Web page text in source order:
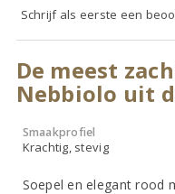
Schrijf als eerste een
De meest
Nebbiolo uit
Smaakprofiel
Krachtig, stevig
Soepel en elegant rood